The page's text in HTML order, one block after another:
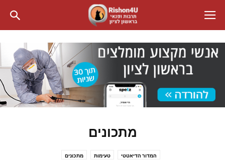
מתכונים
המדור הדיאטטי טעימות מתכונים